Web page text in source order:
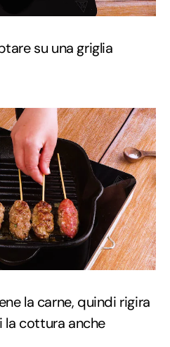
su una griglia
la carne, quindi rigira
la cottura anche